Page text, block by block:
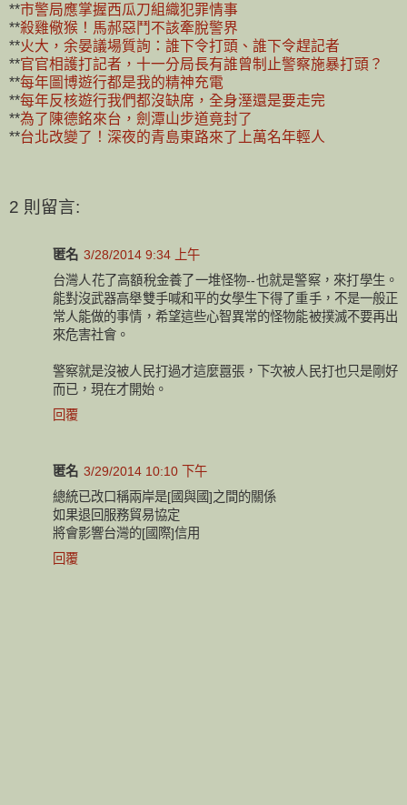
**市警局應掌握西瓜刀組織犯罪情事
**殺雞儆猴！馬郝惡鬥不該牽脫警界
**火大，余晏議場質詢：誰下令打頭、誰下令趕記者
**官官相護打記者，十一分局長有誰曾制止警察施暴打頭？
**每年圖博遊行都是我的精神充電
**每年反核遊行我們都沒缺席，全身溼還是要走完
**為了陳德銘來台，劍潭山步道竟封了
**台北改變了！深夜的青島東路來了上萬名年輕人
2 則留言:
匿名 3/28/2014 9:34 上午
台灣人花了高額稅金養了一堆怪物--也就是警察，來打學生。
能對沒武器高舉雙手喊和平的女學生下得了重手，不是一般正
常人能做的事情，希望這些心智異常的怪物能被撲滅不要再出
來危害社會。
警察就是沒被人民打過才這麼囂張，下次被人民打也只是剛好
而已，現在才開始。
回覆
匿名 3/29/2014 10:10 下午
總統已改口稱兩岸是[國與國]之間的關係
如果退回服務貿易協定
將會影響台灣的[國際]信用
回覆